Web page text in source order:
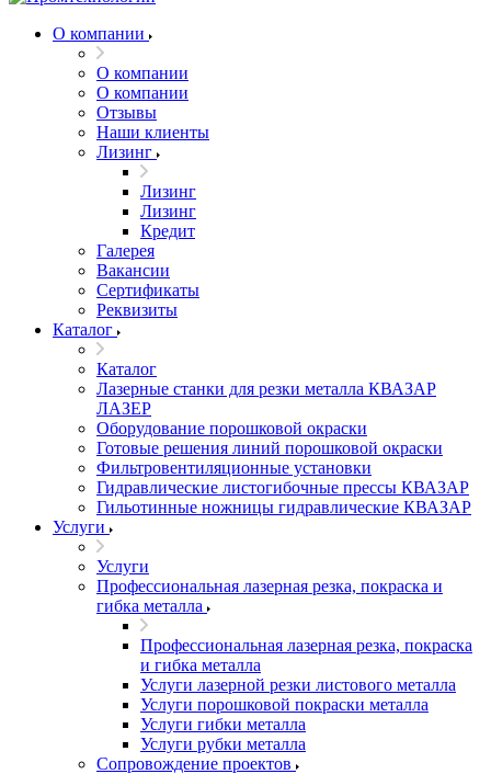
О компании
О компании
О компании
Отзывы
Наши клиенты
Лизинг
Лизинг
Лизинг
Кредит
Галерея
Вакансии
Сертификаты
Реквизиты
Каталог
Каталог
Лазерные станки для резки металла КВАЗАР
ЛАЗЕР
Оборудование порошковой окраски
Готовые решения линий порошковой окраски
Фильтровентиляционные установки
Гидравлические листогибочные прессы КВАЗАР
Гильотинные ножницы гидравлические КВАЗАР
Услуги
Услуги
Профессиональная лазерная резка, покраска и
гибка металла
Профессиональная лазерная резка, покраска
и гибка металла
Услуги лазерной резки листового металла
Услуги порошковой покраски металла
Услуги гибки металла
Услуги рубки металла
Сопровождение проектов